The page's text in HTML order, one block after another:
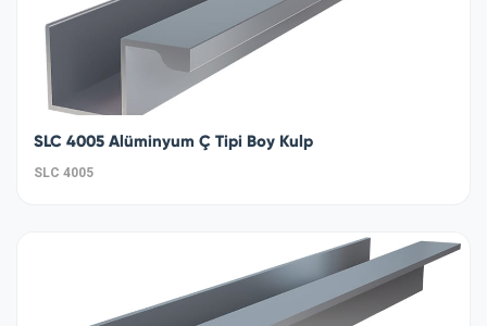
SLC 4005 Alüminyum Ç Tipi Boy Kulp
SLC 4005